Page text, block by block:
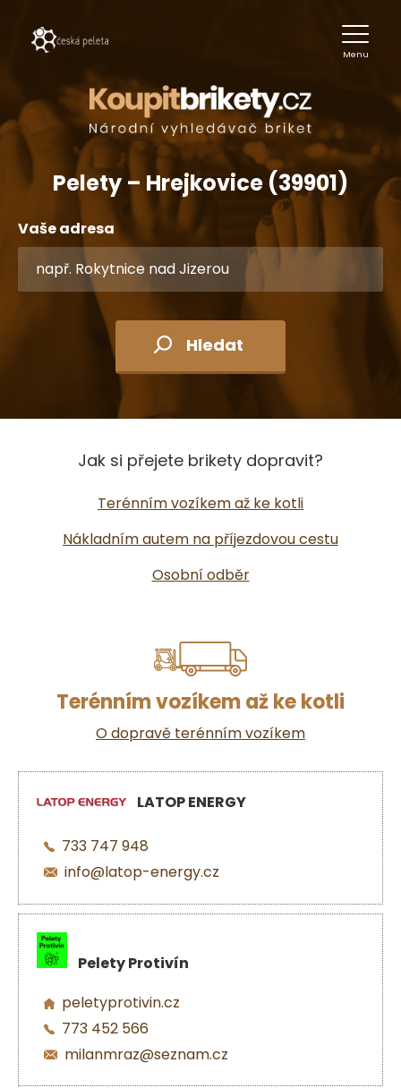
Menu
Pelety – Hrejkovice (39901)
Vaše adresa
Hledat
Jak si přejete brikety dopravit?
Terénním vozíkem až ke kotli
Nákladním autem na příjezdovou cestu
Osobní odběr
Terénním vozíkem až ke kotli
O dopravě terénním vozíkem
LATOP ENERGY
733 747 948
info@latop-energy.cz
Pelety Protivín
peletyprotivin.cz
773 452 566
milanmraz@seznam.cz